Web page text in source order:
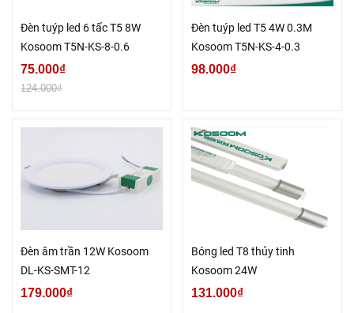
Đèn tuýp led 6 tấc T5 8W
Kosoom T5N-KS-8-0.6
75.000₫
124.000₫
Đèn tuýp led T5 4W 0.3M
Kosoom T5N-KS-4-0.3
98.000₫
Đèn âm trần 12W Kosoom
DL-KS-SMT-12
179.000₫
Bóng led T8 thủy tinh
Kosoom 24W
131.000₫